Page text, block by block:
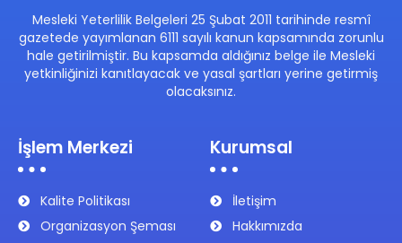
Mesleki Yeterlilik Belgeleri 25 Şubat 2011 tarihinde resmî
gazetede yayımlanan 6111 sayılı kanun kapsamında zorunlu
hale getirilmiştir. Bu kapsamda aldığınız belge ile Mesleki
yetkinliğinizi kanıtlayacak ve yasal şartları yerine getirmiş
olacaksınız.
İşlem Merkezi
Kalite Politikası
Organizasyon Şeması
Kurumsal
İletişim
Hakkımızda